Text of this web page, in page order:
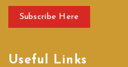
Subscribe Here
Useful Links